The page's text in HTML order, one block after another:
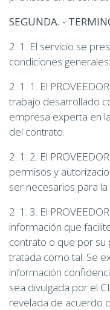
SEGUNDA. -
2. 1. El servicio se
condiciones generales:
2. 1. 1. El
trabajo desarrollado
empresa experta en
del contrato.
2. 1. 2. El
permisos y
ser necesarios para
2. 1. 3. El
información que
contrato o que por
tratada como tal. Se
información
sea divulgada por el
revelada de acuerdo